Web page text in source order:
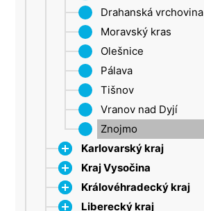
Drahanská vrchovina
Moravský kras
Olešnice
Pálava
Tišnov
Vranov nad Dyjí
Znojmo
Karlovarský kraj
Krušné hory
Mariánské Lázně
Sokolov
Kraj Vysočina
Jihlava
Třebíč
Královéhradecký kraj
CHKO Broumovsko
Liberecký kraj